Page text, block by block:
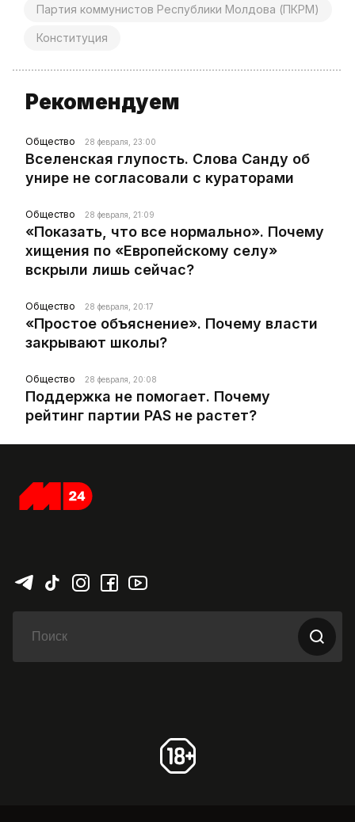
Партия коммунистов Республики Молдова (ПКРМ)
Конституция
Рекомендуем
Общество 28 февраля, 23:00
Вселенская глупость. Слова Санду об
унире не согласовали с кураторами
Общество 28 февраля, 21:09
«Показать, что все нормально». Почему
хищения по «Европейскому селу»
вскрыли лишь сейчас?
Общество 28 февраля, 20:17
«Простое объяснение». Почему власти
закрывают школы?
Общество 28 февраля, 20:08
Поддержка не помогает. Почему
рейтинг партии PAS не растет?